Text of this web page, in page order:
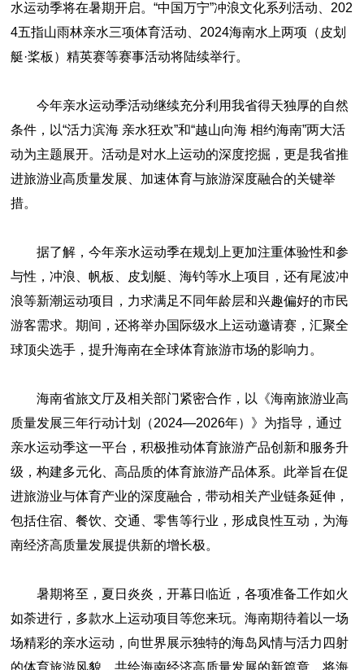
水运动季将在暑期开启。“中国万宁”冲浪文化系列活动、202
4五指山雨林亲水三项体育活动、2024海南水上两项（皮划
艇·桨板）精英赛等赛事活动将陆续举行。
今年亲水运动季活动继续充分利用我省得天独厚的自然
条件，以“活力滨海 亲水狂欢”和“越山向海 相约海南”两大活
动为主题展开。活动是对水上运动的深度挖掘，更是我省推
进旅游业高质量发展、加速体育与旅游深度融合的关键举
措。
据了解，今年亲水运动季在规划上更加注重体验性和参
与性，冲浪、帆板、皮划艇、海钓等水上项目，还有尾波冲
浪等新潮运动项目，力求满足不同年龄层和兴趣偏好的市民
游客需求。期间，还将举办国际级水上运动邀请赛，汇聚全
球顶尖选手，提升海南在全球体育旅游市场的影响力。
海南省旅文厅及相关部门紧密合作，以《海南旅游业高
质量发展三年行动计划（2024—2026年）》为指导，通过
亲水运动季这一平台，积极推动体育旅游产品创新和服务升
级，构建多元化、高品质的体育旅游产品体系。此举旨在促
进旅游业与体育产业的深度融合，带动相关产业链条延伸，
包括住宿、餐饮、交通、零售等行业，形成良性互动，为海
南经济高质量发展提供新的增长极。
暑期将至，夏日炎炎，开幕日临近，各项准备工作如火
如荼进行，多款水上运动项目等您来玩。海南期待着以一场
场精彩的亲水运动，向世界展示独特的海岛风情与活力四射